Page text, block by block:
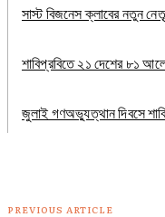
সাস্ট বিজনেস ক্লাবের নতুন
শাবিপ্রবিতে ২১ দেশের ৮১
জুলাই গণঅভ্যুত্থান দিবসে
PREVIOUS ARTICLE